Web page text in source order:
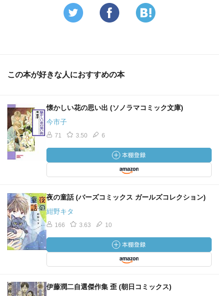
この本が好きな人におすすめの本
懐かしい花の思い出 (ソノラマコミック文庫)
今市子
71 3.50 6
夜の童話 (バーズコミックス ガールズコレクション)
紺野キタ
166 3.63 10
伊藤潤二自選傑作集 歪 (朝日コミックス)